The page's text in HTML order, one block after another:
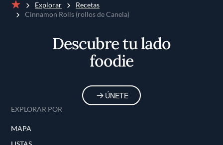
Inicio
Explorar
Recetas
Cinnamon Rolls (rollos de Canela)
Descubre tu lado
foodie
ÚNETE
EXPLORAR POR
MAPA